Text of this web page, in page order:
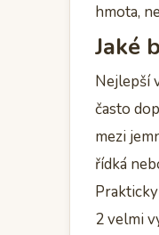
hmota,
Jaké
Nejlepší
často
mezi
řídká
2 velmi